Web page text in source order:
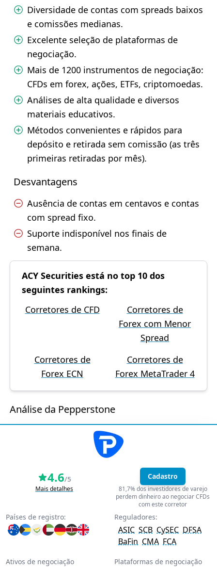
Diversidade de contas com spreads baixos
e comissões medianas.
Excelente seleção de plataformas de
negociação.
Mais de 1200 instrumentos de negociação:
CFDs em forex, ações, ETFs, criptomoedas.
Análises de alta qualidade e diversos
materiais educativos.
Métodos convenientes e rápidos para
depósito e retirada sem comissão (as três
primeiras retiradas por mês).
Desvantagens
Ausência de contas em centavos e contas
com spread fixo.
Suporte indisponível nos finais de
semana.
ACY Securities está no top 10 dos
seguintes rankings:
Corretores de CFD
Corretores de
Forex com Menor
Spread
Corretores de
Forex ECN
Corretores de
Forex MetaTrader 4
Análise da Pepperstone
4.6/5
Mais detalhes
Cadastro
81,7% dos investidores de varejo
perdem dinheiro ao negociar CFDs
com este corretor
Países de registro: Reguladores:
ASIC SCB CySEC DFSA
BaFin CMA FCA
Ativos de negociação
Plataformas de negociação